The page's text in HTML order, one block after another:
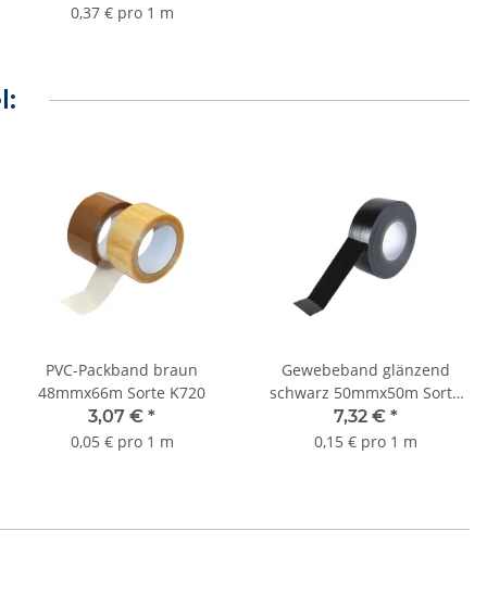
0,37 € pro 1 m
PVC-Packband braun
48mmx66m Sorte K720
3,07 € *
0,05 € pro 1 m
Gewebeband glänzend
schwarz 50mmx50m Sorte
K372
7,32 € *
0,15 € pro 1 m